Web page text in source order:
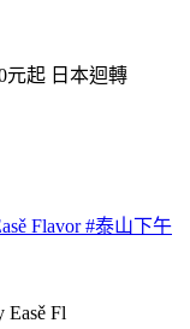
Flavor #泰山下午